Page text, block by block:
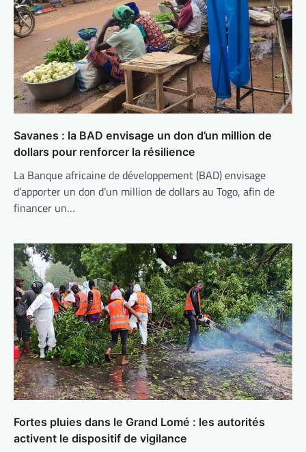
Savanes : la BAD envisage un don d’un million de
dollars pour renforcer la résilience
La Banque africaine de développement (BAD) envisage
d’apporter un don d’un million de dollars au Togo, afin de
financer un…
Fortes pluies dans le Grand Lomé : les autorités
activent le dispositif de vigilance